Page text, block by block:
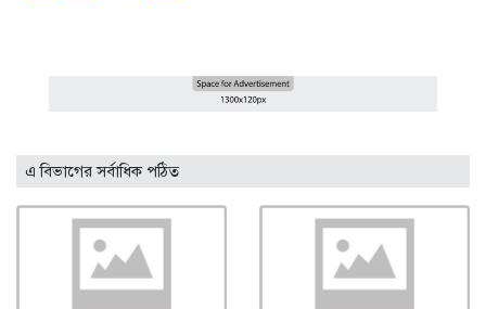
এ বিভাগের সর্বাধিক পঠিত